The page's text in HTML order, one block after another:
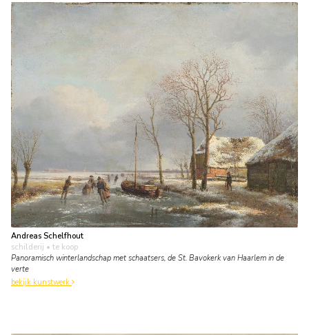
Andreas Schelfhout
schilderij • te koop
Panoramisch winterlandschap met schaatsers, de St. Bavokerk van Haarlem in de
verte
bekijk kunstwerk